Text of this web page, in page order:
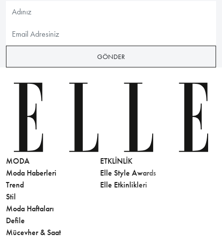
GÖNDER
MODA
Moda Haberleri
Trend
Stil
Moda Haftaları
Defile
Mücevher & Saat
ETKLINLIK
Elle Style Awards
Elle Etkinlikleri